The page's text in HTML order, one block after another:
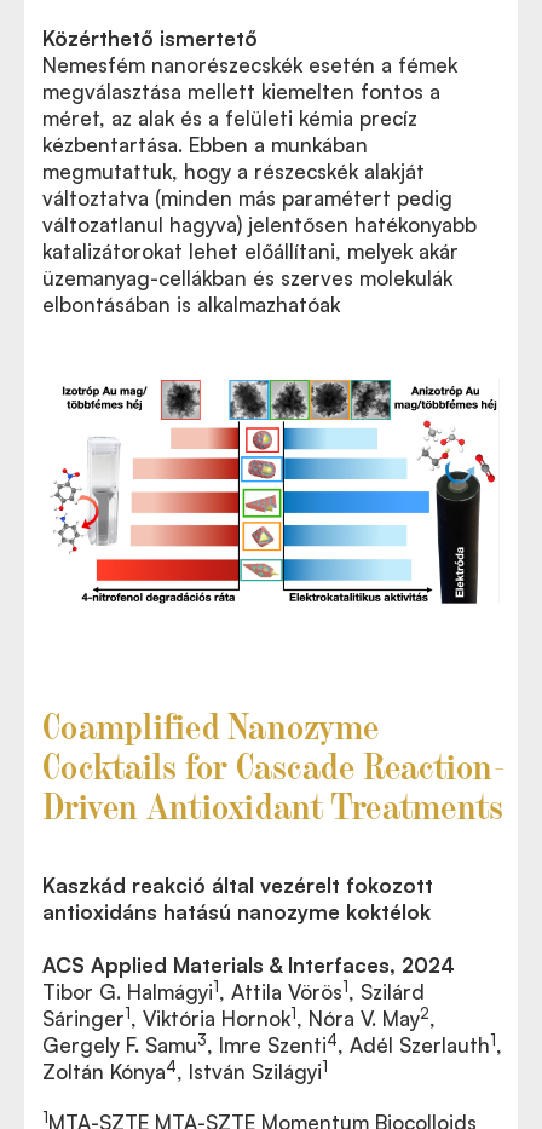
Közérthető ismertető
Nemesfém nanorészecskék esetén a fémek
megválasztása mellett kiemelten fontos a
méret, az alak és a felületi kémia precíz
kézbentartása. Ebben a munkában
megmutattuk, hogy a részecskék alakját
változtatva (minden más paramétert pedig
változatlanul hagyva) jelentősen hatékonyabb
katalizátorokat lehet előállítani, melyek akár
üzemanyag-cellákban és szerves molekulák
elbontásában is alkalmazhatóak
Coamplified Nanozyme
Cocktails for Cascade Reaction-
Driven Antioxidant Treatments
Kaszkád reakció által vezérelt fokozott
antioxidáns hatású nanozyme koktélok
ACS Applied Materials & Interfaces, 2024
Tibor G. Halmágyi1, Attila Vörös1, Szilárd
Sáringer1, Viktória Hornok1, Nóra V. May2,
Gergely F. Samu3, Imre Szenti4, Adél Szerlauth1,
Zoltán Kónya4, István Szilágyi1
1MTA-SZTE MTA-SZTE Momentum Biocolloids